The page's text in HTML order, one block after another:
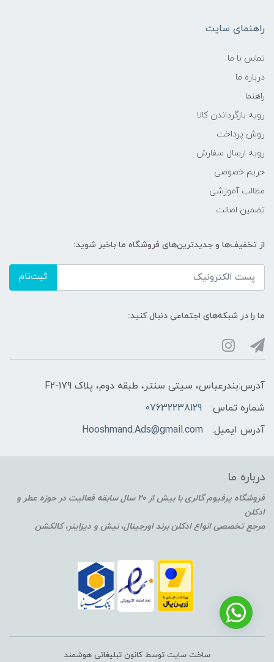
راهنمای سایت
تماس با ما
درباره ما
راهنما
رویه‌ بازگرداندن کالا
روش پرداخت
رویه ارسال سفارش
حریم خصوصی
مطالب آموزشی
تضمین اصالت
از تخفیف‌ها و جدیدترین‌های فروشگاه ما باخبر شوید:
ثبت‌نام
ما را در شبکه‌های اجتماعی دنبال کنید:
آدرس:بندرعباس، سیتی سنتر، طبقه دوم، پلاک F2-179
شماره تماس:
07632238129
آدرس ایمیل:
Hooshmand.Ads@gmail.com
درباره ما
فروشگاه پرفیوم گالری با بیش از 20 سال سابقه فعالیت در حوزه عطر و
ادکلن
مرجع تخصصی انواع ادکلن برند اورجینال، نیش و دیزاینر، کالکشن
ساخت سایت توسط کانون تبلیغاتی هوشمند